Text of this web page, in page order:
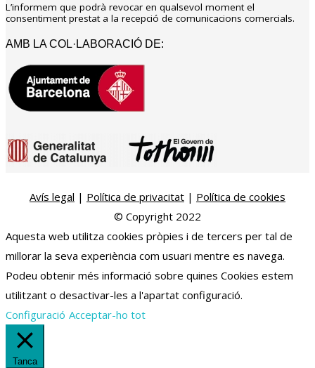
L’informem que podrà revocar en qualsevol moment el
consentiment prestat a la recepció de comunicacions comercials.
AMB LA COL·LABORACIÓ DE:
Avís legal | Política de privacitat | Política de cookies
© Copyright 2022
Aquesta web utilitza cookies pròpies i de tercers per tal de
millorar la seva experiència com usuari mentre es navega.
Podeu obtenir més informació sobre quines Cookies estem
utilitzant o desactivar-les a l'apartat configuració.
Configuració Acceptar-ho tot
Tanca